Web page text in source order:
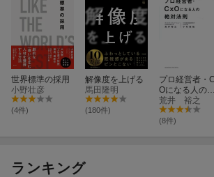
世界標準の採用
小野壮彦
(4件)
解像度を上げる
馬田隆明
(180件)
プロ経営者・
Oになる人の絶
対法則
荒井 裕之
(8件)
ランキング